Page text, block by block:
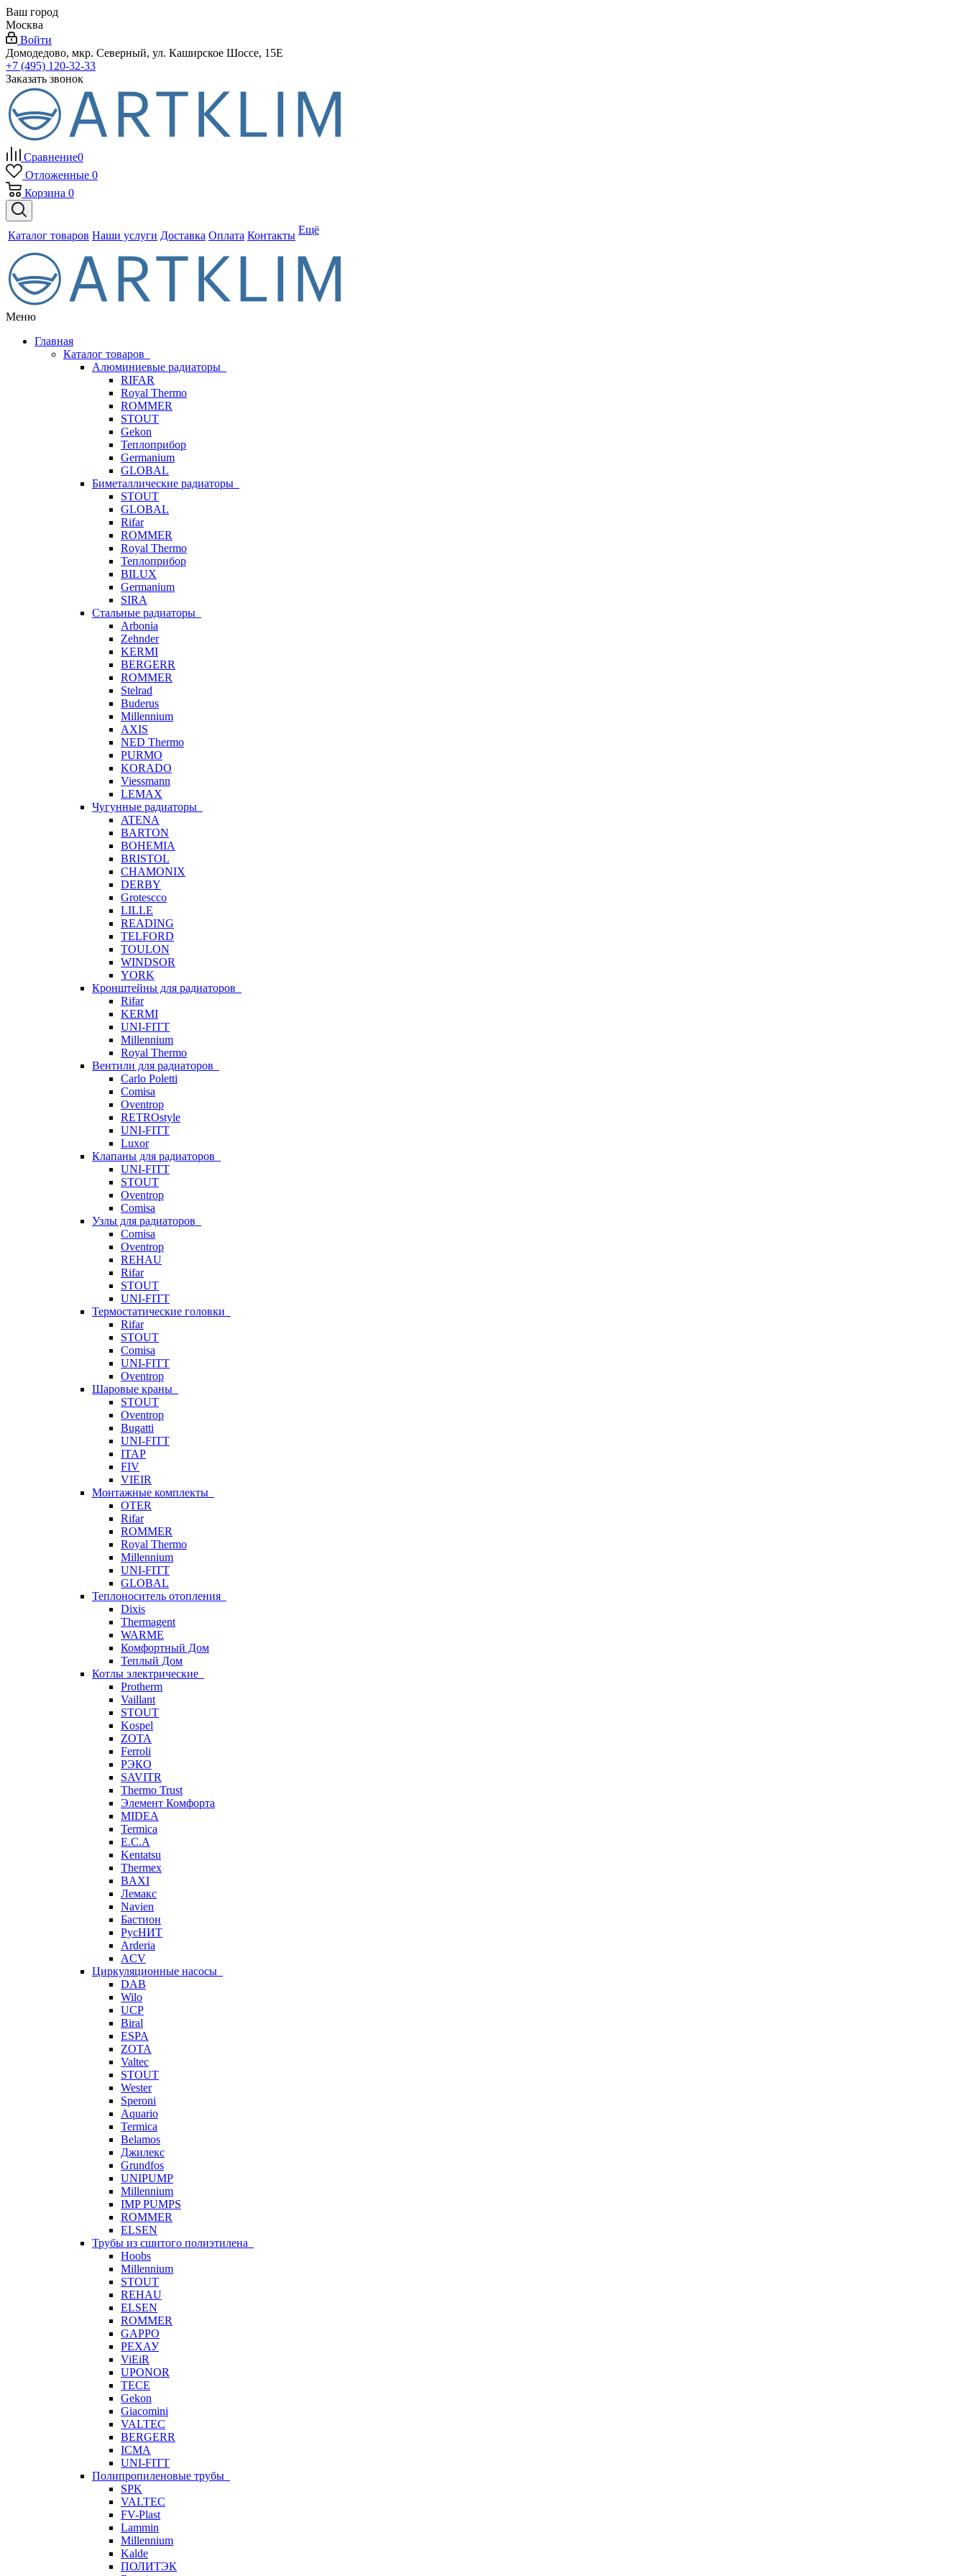
Ваш город
Москва
Войти
Домодедово, мкр. Северный, ул. Каширское Шоссе, 15Е
+7 (495) 120-32-33
Заказать звонок
Сравнение0
Отложенные 0
Корзина 0
Каталог товаров Наши услуги Доставка Оплата Контакты Ещё
Меню
Главная
Каталог товаров
Алюминиевые радиаторы
RIFAR
Royal Thermo
ROMMER
STOUT
Gekon
Теплоприбор
Germanium
GLOBAL
Биметаллические радиаторы
STOUT
GLOBAL
Rifar
ROMMER
Royal Thermo
Теплоприбор
BILUX
Germanium
SIRA
Стальные радиаторы
Arbonia
Zehnder
KERMI
BERGERR
ROMMER
Stelrad
Buderus
Millennium
AXIS
NED Thermo
PURMO
KORADO
Viessmann
LEMAX
Чугунные радиаторы
ATENA
BARTON
BOHEMIA
BRISTOL
CHAMONIX
DERBY
Grotescco
LILLE
READING
TELFORD
TOULON
WINDSOR
YORK
Кронштейны для радиаторов
Rifar
KERMI
UNI-FITT
Millennium
Royal Thermo
Вентили для радиаторов
Carlo Poletti
Comisa
Oventrop
RETROstyle
UNI-FITT
Luxor
Клапаны для радиаторов
UNI-FITT
STOUT
Oventrop
Comisa
Узлы для радиаторов
Comisa
Oventrop
REHAU
Rifar
STOUT
UNI-FITT
Термостатические головки
Rifar
STOUT
Comisa
UNI-FITT
Oventrop
Шаровые краны
STOUT
Oventrop
Bugatti
UNI-FITT
ITAP
FIV
VIEIR
Монтажные комплекты
OTER
Rifar
ROMMER
Royal Thermo
Millennium
UNI-FITT
GLOBAL
Теплоноситель отопления
Dixis
Thermagent
WARME
Комфортный Дом
Теплый Дом
Котлы электрические
Protherm
Vaillant
STOUT
Kospel
ZOTA
Ferroli
РЭКО
SAVITR
Thermo Trust
Элемент Комфорта
MIDEA
Termica
E.C.A
Kentatsu
Thermex
BAXI
Лемакс
Navien
Бастион
РусНИТ
Arderia
ACV
Циркуляционные насосы
DAB
Wilo
UCP
Biral
ESPA
ZOTA
Valtec
STOUT
Wester
Speroni
Aquario
Termica
Belamos
Джилекс
Grundfos
UNIPUMP
Millennium
IMP PUMPS
ROMMER
ELSEN
Трубы из сшитого полиэтилена
Hoobs
Millennium
STOUT
REHAU
ELSEN
ROMMER
GAPPO
РЕХАУ
ViEiR
UPONOR
TECE
Gekon
Giacomini
VALTEC
BERGERR
ICMA
UNI-FITT
Полипропиленовые трубы
SPK
VALTEC
FV-Plast
Lammin
Millennium
Kalde
ПОЛИТЭК